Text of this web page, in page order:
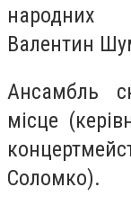
народних
Валентин
Ансамбль
місце
Соломко).